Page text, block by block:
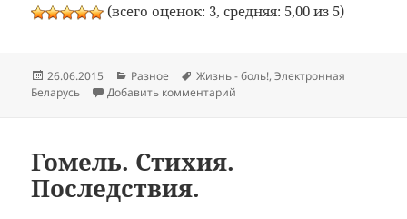
(всего оценок: 3, средняя: 5,00 из 5)
Опубликовано
26.06.2015 Рубрики
Разное Метки
Жизнь - боль!,Электронная
Беларусь
Добавить комментарий
Гомель. Стихия.
Последствия.